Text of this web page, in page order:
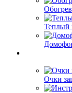
Теплый
Очки